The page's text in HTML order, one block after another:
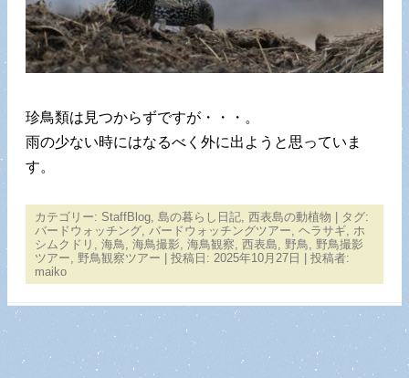
珍鳥類は見つからずですが・・・。
雨の少ない時にはなるべく外に出ようと思っていま
す。
カテゴリー: StaffBlog 島の暮らし日記 西表島の動植物 | タグ:
バードウォッチング バードウォッチングツアー ヘラサギ ホ
シムクドリ
海鳥 海鳥撮影 海鳥観察 西表島 野鳥
野鳥撮影
ツアー
野鳥観察ツアー | 投稿日: 2025年10月27日
投稿者:
maiko